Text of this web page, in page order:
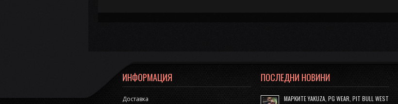
ИНФОРМАЦИЯ
Доставка
ПОСЛЕДНИ НОВИНИ
МАРКИТЕ YAKUZA, PG WEAR, PIT BULL WEST